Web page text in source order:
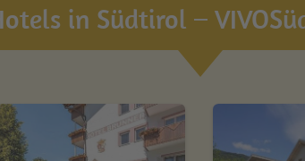
in Südtirol –